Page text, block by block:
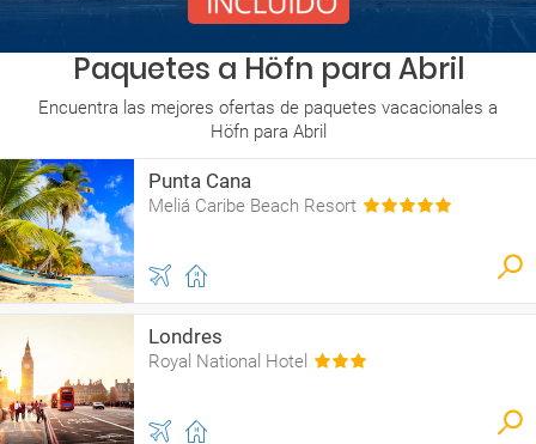
Paquetes a Höfn para Abril
Encuentra las mejores ofertas de paquetes vacacionales a
Höfn para Abril
Punta Cana
Meliá Caribe Beach Resort
Londres
Royal National Hotel